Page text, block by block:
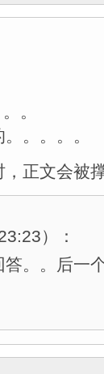
。
。。。。
正文会被
）：
。。后一